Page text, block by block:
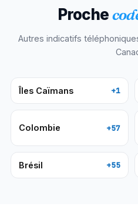
Proche
Autres indicatifs
Îles Caïmans +1
Colombie +57
Brésil +55